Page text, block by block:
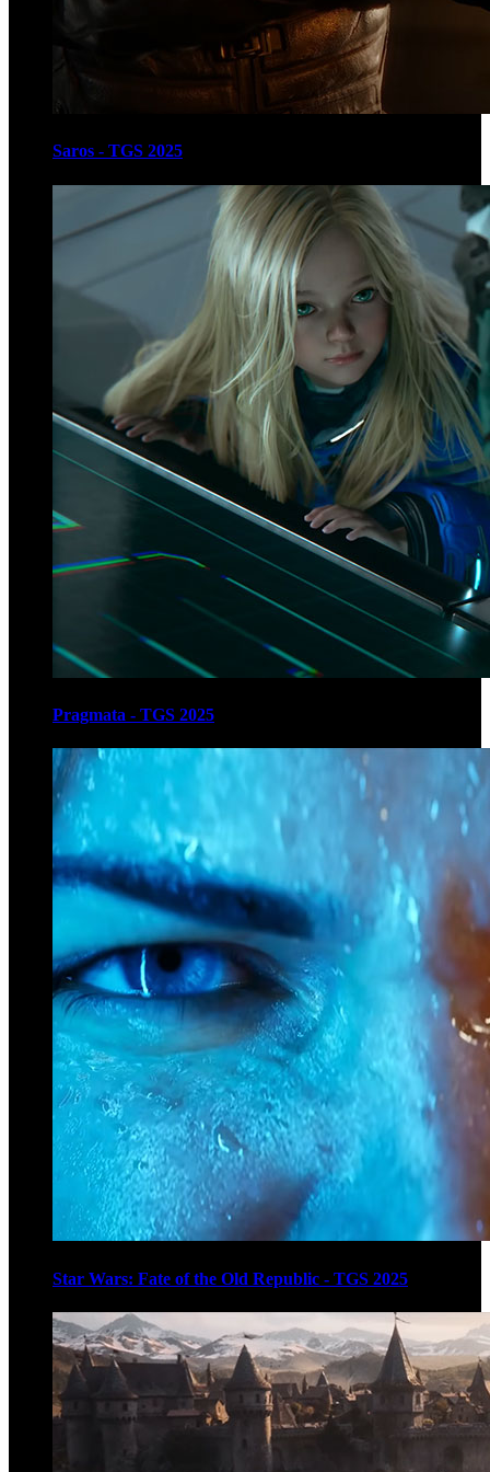
Saros - TGS 2025
Pragmata - TGS 2025
Star Wars: Fate of the Old Republic - TGS 2025